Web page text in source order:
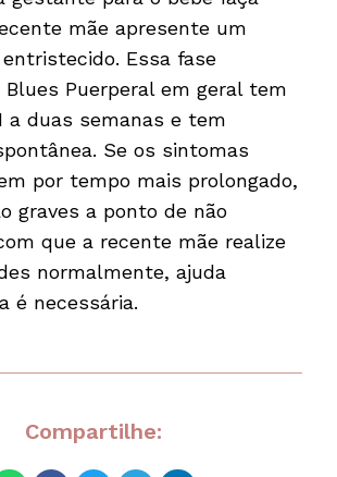
mãe apresente um
Essa fase
Blues Puerperal em geral tem
a duas semanas e tem
Se os sintomas
por tempo mais prolongado,
graves a ponto de não
que a recente mãe realize
normalmente, ajuda
é necessária.
Compartilhe: